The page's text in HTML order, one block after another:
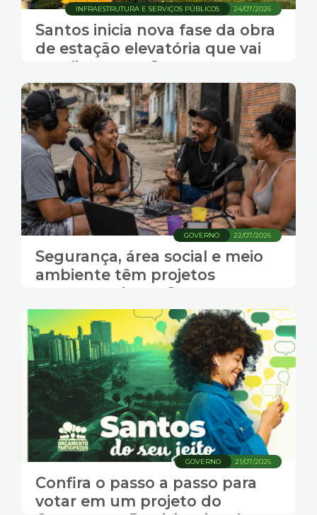
24/07/2026
INFRAESTRUTURA E SERVIÇOS PÚBLICOS
Santos inicia nova fase da obra
de estação elevatória que vai
ampliar proteção contra
alagamentos na Zona
Noroeste
22/07/2026
GOVERNO
Segurança, área social e meio
ambiente têm projetos
concorrendo no Orçamento
Participativo de Santos
21/07/2026
GOVERNO
Confira o passo a passo para
votar em um projeto do